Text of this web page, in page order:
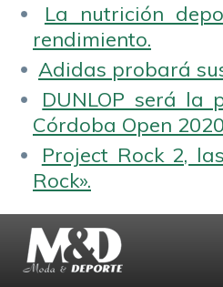
La nutrición
rendimiento.
Adidas probará
DUNLOP será la
Córdoba Open
Project Rock 2,
Rock».